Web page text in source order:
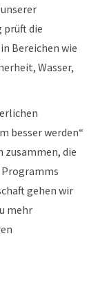
die
Bereichen wie
Wasser,
besser werden“
die
gehen wir
mehr